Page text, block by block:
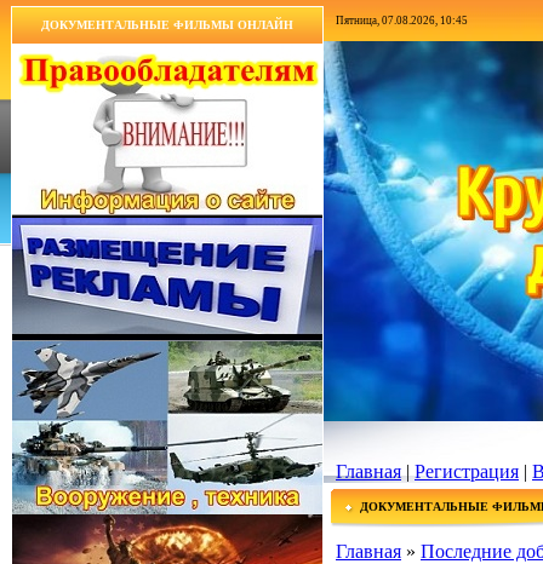
ДОКУМЕНТАЛЬНЫЕ ФИЛЬМЫ ОНЛАЙН Пятница, 07.08.2026, 10:45
Главная|Регистрация |
ДОКУМЕНТАЛЬНЫЕ
Главная » Последние